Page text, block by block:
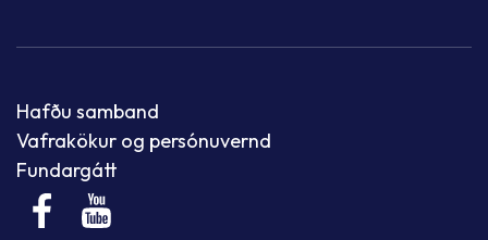
Hafðu samband
Vafrakökur og persónuvernd
Fundargátt